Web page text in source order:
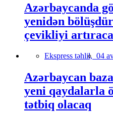
Azərbaycanda
yenidən
çevikliyi
Ekspress təhlil, 04
Azərbaycan
yeni qaydalarla
tətbiq olacaq